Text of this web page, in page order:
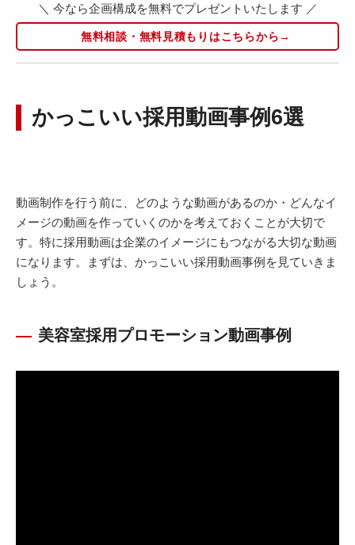
＼ 今なら企画構成を無料でプレゼントいたします ／
無料相談・無料見積もりはこちらから→
かっこいい採用動画事例6選
動画制作を行う前に、どのような動画があるのか・どんなイ
メージの動画を作っていくのかを考えておくことが大切で
す。特に採用動画は企業のイメージにもつながる大切な動画
になります。まずは、かっこいい採用動画事例を見ていきま
しょう。
美容室採用プロモーション動画事例